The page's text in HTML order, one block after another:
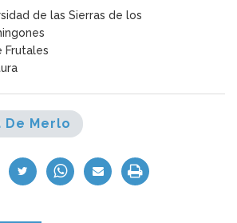
de las Sierras de los
Frutales
De Merlo